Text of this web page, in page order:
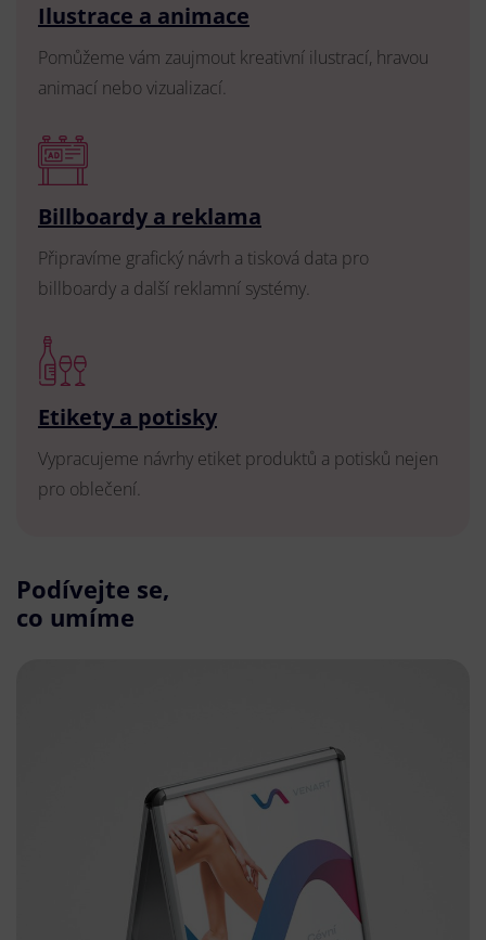
Ilustrace a animace
Pomůžeme vám zaujmout kreativní ilustrací, hravou
animací nebo vizualizací.
Billboardy a reklama
Připravíme grafický návrh a tisková data pro
billboardy a další reklamní systémy.
Etikety a potisky
Vypracujeme návrhy etiket produktů a potisků nejen
pro oblečení.
Podívejte se,
co umíme